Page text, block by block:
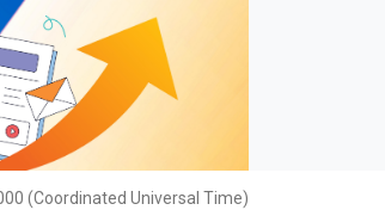
(Coordinated Universal Time)
關於我們